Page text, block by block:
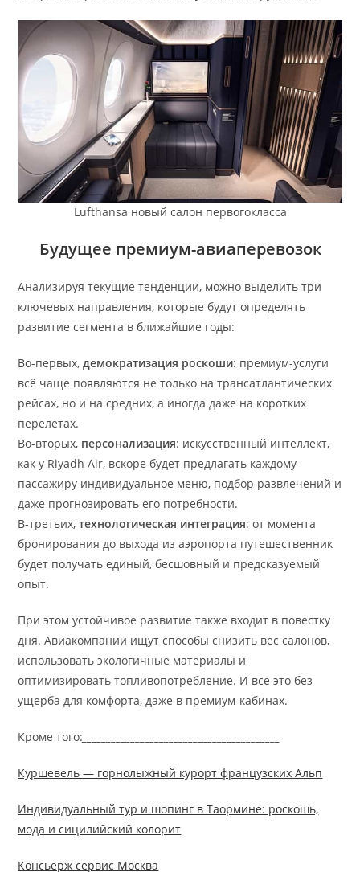
Lufthansa новый салон первогокласса
Будущее премиум-авиаперевозок
Анализируя текущие тенденции, можно выделить три
ключевых направления, которые будут определять
развитие сегмента в ближайшие годы:
Во-первых,демократизация роскоши: премиум-услуги
всё чаще появляются не только на трансатлантических
рейсах, но и на средних, а иногда даже на коротких
перелётах.
Во-вторых, персонализация: искусственный интеллект,
как у Riyadh Air, вскоре будет предлагать каждому
пассажиру индивидуальное меню, подбор развлечений и
даже прогнозировать его потребности.
В-третьих,технологическая интеграция: от момента
бронирования до выхода из аэропорта путешественник
будет получать единый, бесшовный и предсказуемый
опыт.
При этом устойчивое развитие также входит в повестку
дня. Авиакомпании ищут способы снизить вес салонов,
использовать экологичные материалы и
оптимизировать топливопотребление. И всё это без
ущерба для комфорта, даже в премиум-кабинах.
Кроме того:
Куршевель — горнолыжный курорт французских Альп
Индивидуальный тур и шопинг в Таормине: роскошь,
мода и сицилийский колорит
Консьерж сервис Москва